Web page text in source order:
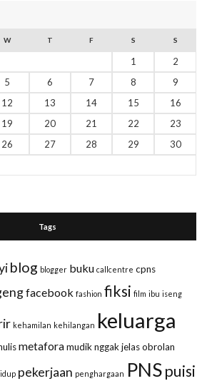
W T F S S
1
2
5 6 7 8
9
12 13 14 15
16
19 20 21 22
23
26 27 28 29
30
Tags
blog blogger buku callcentre cpns
facebook fashion fiksi film ibu iseng
kehamilan kehilangan keluarga
metaforamudiknggak jelasobrolan
pekerjaan penghargaan PNSpuisi